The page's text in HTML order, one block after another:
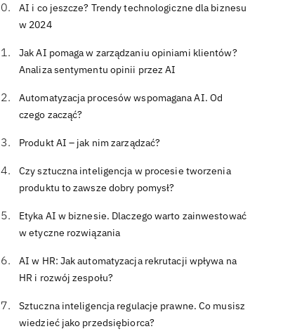
AI i co jeszcze? Trendy technologiczne dla biznesu
w 2024
Jak AI pomaga w zarządzaniu opiniami klientów?
Analiza sentymentu opinii przez AI
Automatyzacja procesów wspomagana AI. Od
czego zacząć?
Produkt AI – jak nim zarządzać?
Czy sztuczna inteligencja w procesie tworzenia
produktu to zawsze dobry pomysł?
Etyka AI w biznesie. Dlaczego warto zainwestować
w etyczne rozwiązania
AI w HR: Jak automatyzacja rekrutacji wpływa na
HR i rozwój zespołu?
Sztuczna inteligencja regulacje prawne. Co musisz
wiedzieć jako przedsiębiorca?